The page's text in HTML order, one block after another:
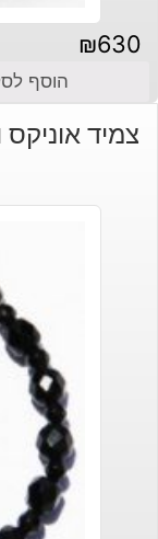
₪630
הוסף
צמיד